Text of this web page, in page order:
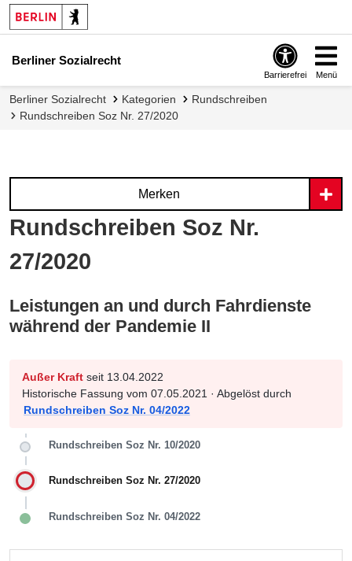
Berliner Sozialrecht
Barrierefrei Menü
Berliner Sozialrecht Kategorien
Rundschreiben
Rundschreiben Soz Nr. 27/2020
Rundschreiben Soz Nr.
27/2020
Merken
Leistungen an und durch Fahrdienste
während der Pandemie II
Außer Kraft seit 13.04.2022
Historische Fassung vom 07.05.2021 · Abgelöst durch
Rundschreiben Soz Nr. 04/2022
Rundschreiben Soz Nr. 10/2020
Rundschreiben Soz Nr. 27/2020
Rundschreiben Soz Nr. 04/2022